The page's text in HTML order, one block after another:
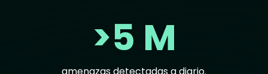
>5 M
amenazas detectadas a diario.